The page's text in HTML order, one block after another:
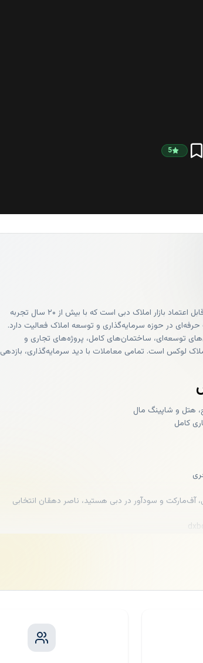
5
ناصر دهقان یکی از نام‌های قابل اعتماد بازار املاک دبی است که با بیش از ۲۰ سال تجربه
توسعه‌ای، ساختمان‌های کامل، پروژه‌های تجاری و
لوکس است. تمامی معاملات با دید سرمایه‌گذاری، بازدهی
هتل و شاپینگ مال
کامل
آف‌مارکت و سودآور در دبی هستید، ناصر دهقان انتخابی